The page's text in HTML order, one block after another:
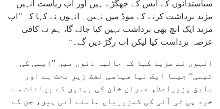
سیاستدانوں کے آپس کے جھگڑے ہیں اور اب ریاست انہیں
مزید برداشت کرنے کے موڈ میں نہیں۔ انہوں نے کہا کہ ’’اب
مزید ایک انچ بھی برداشت نہیں کیا جائے گا، ہم نے کافی
عرصہ برداشت کیا لیکن اب رگڑ دیں گے۔‘‘
انہوں نے مزید کہا کہ حالیہ دنوں میں ’’ایسی کی
تیسی‘‘ جیسا ایک نیا سیاسی لفظ زیرِ بحث ہے اور
سابق وزیراعظم عمران خان کی بہنوں کے بیانات سے
خود پی ٹی آئی کی کمزوریاں سامنے آئی ہیں، جن کے